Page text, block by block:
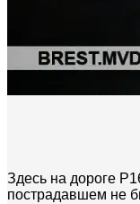
Здесь на дороге
пострадавшем не